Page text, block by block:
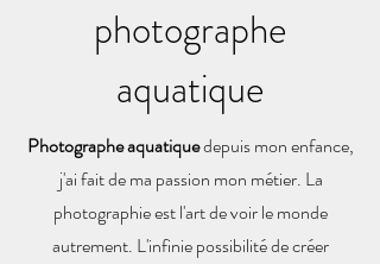
photographe
aquatique
Photographe aquatiquedepuis mon enfance,
j'ai fait de ma passion mon métier. La
photographie est l'art de voir le monde
autrement. L'infinie possibilité de créer